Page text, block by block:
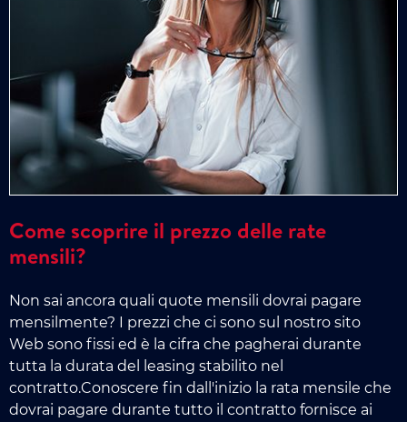
Come scoprire il prezzo delle rate
mensili?
Non sai ancora quali quote mensili dovrai pagare
mensilmente? I prezzi che ci sono sul nostro sito
Web sono fissi ed è la cifra che pagherai durante
tutta la durata del leasing stabilito nel
contratto.Conoscere fin dall'inizio la rata mensile che
dovrai pagare durante tutto il contratto fornisce ai